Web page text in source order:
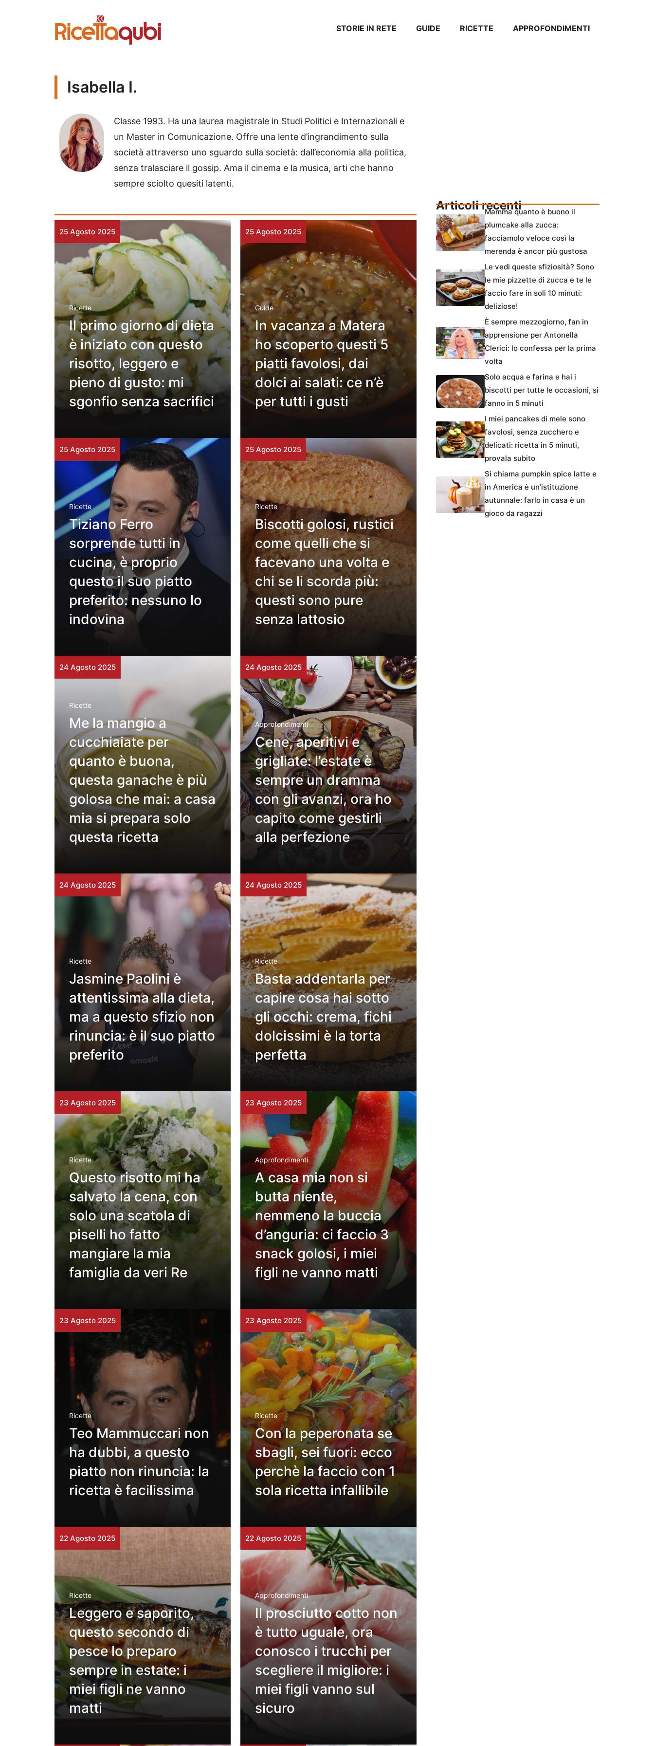
STORIE IN RETE GUIDE RICETTE APPROFONDIMENTI
Isabella I.
Classe 1993. Ha una laurea magistrale in Studi Politici e Internazionali e
un Master in Comunicazione. Offre una lente d’ingrandimento sulla
società attraverso uno sguardo sulla società: dall’economia alla politica,
senza tralasciare il gossip. Ama il cinema e la musica, arti che hanno
sempre sciolto quesiti latenti.
25 Agosto 2025
Ricette
Il primo giorno di dieta
è iniziato con questo
risotto, leggero e
pieno di gusto: mi
sgonfio senza sacrifici
25 Agosto 2025
Guide
In vacanza a Matera
ho scoperto questi 5
piatti favolosi, dai
dolci ai salati: ce n’è
per tutti i gusti
25 Agosto 2025
Ricette
Tiziano Ferro
sorprende tutti in
cucina, è proprio
questo il suo piatto
preferito: nessuno lo
indovina
25 Agosto 2025
Ricette
Biscotti golosi, rustici
come quelli che si
facevano una volta e
chi se li scorda più:
questi sono pure
senza lattosio
24 Agosto 2025
Ricette
Me la mangio a
cucchiaiate per
quanto è buona,
questa ganache è più
golosa che mai: a casa
mia si prepara solo
questa ricetta
24 Agosto 2025
Approfondimenti
Cene, aperitivi e
grigliate: l’estate è
sempre un dramma
con gli avanzi, ora ho
capito come gestirli
alla perfezione
24 Agosto 2025
Ricette
Jasmine Paolini è
attentissima alla dieta,
ma a questo sfizio non
rinuncia: è il suo piatto
preferito
24 Agosto 2025
Ricette
Basta addentarla per
capire cosa hai sotto
gli occhi: crema, fichi
dolcissimi è la torta
perfetta
23 Agosto 2025
Ricette
Questo risotto mi ha
salvato la cena, con
solo una scatola di
piselli ho fatto
mangiare la mia
famiglia da veri Re
23 Agosto 2025
Approfondimenti
A casa mia non si
butta niente,
nemmeno la buccia
d’anguria: ci faccio 3
snack golosi, i miei
figli ne vanno matti
23 Agosto 2025
Ricette
Teo Mammuccari non
ha dubbi, a questo
piatto non rinuncia: la
ricetta è facilissima
23 Agosto 2025
Ricette
Con la peperonata se
sbagli, sei fuori: ecco
perchè la faccio con 1
sola ricetta infallibile
22 Agosto 2025
Ricette
Leggero e saporito,
questo secondo di
pesce lo preparo
sempre in estate: i
miei figli ne vanno
matti
22 Agosto 2025
Approfondimenti
Il prosciutto cotto non
è tutto uguale, ora
conosco i trucchi per
scegliere il migliore: i
miei figli vanno sul
sicuro
Articoli recentiMamma quanto è buono il
plumcake alla zucca:
facciamolo veloce così la
merenda è ancor più gustosa
Le vedi queste sfiziosità? Sono
le mie pizzette di zucca e te le
faccio fare in soli 10 minuti:
deliziose!
È sempre mezzogiorno, fan in
apprensione per Antonella
Clerici: lo confessa per la prima
volta
Solo acqua e farina e hai i
biscotti per tutte le occasioni, si
fanno in 5 minuti
I miei pancakes di mele sono
favolosi, senza zucchero e
delicati: ricetta in 5 minuti,
provala subito
Si chiama pumpkin spice latte e
in America è un’istituzione
autunnale: farlo in casa è un
gioco da ragazzi